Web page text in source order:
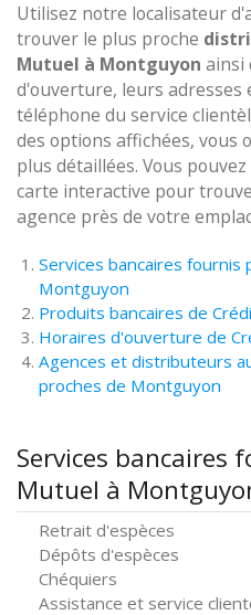
Utilisez notre localisateur
trouver le plus proche
Mutuel à Montguyon ainsi
d'ouverture, leurs adresses
téléphone du service
des options affichées, vous
plus détaillées. Vous
carte interactive pour
agence près de votre
Services bancaires fournis
Montguyon
Produits bancaires de
Horaires d'ouverture de
Agences et distributeurs
proches de Montguyon
Services bancaires
Mutuel à
Retrait d'espèces
Dépôts d'espèces
Chéquiers
Assistance et service